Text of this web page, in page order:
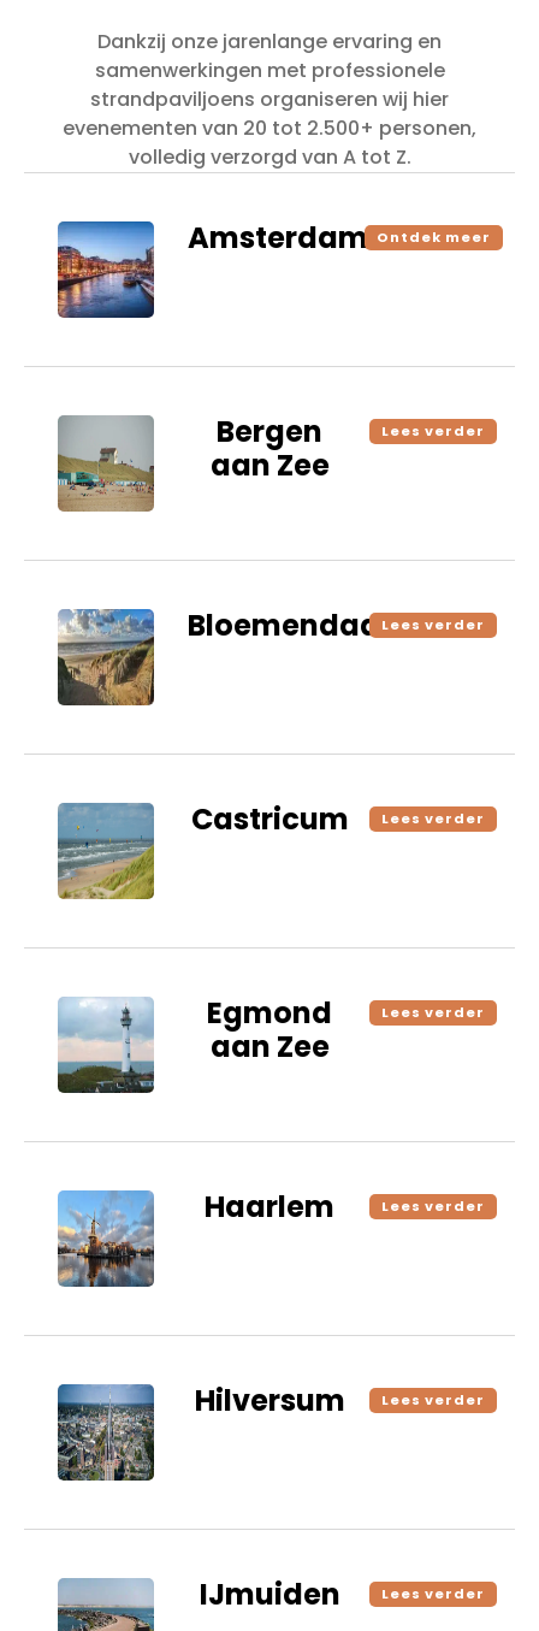
Dankzij onze jarenlange ervaring en
samenwerkingen met professionele
strandpaviljoens organiseren wij hier
evenementen van 20 tot 2.500+ personen,
volledig verzorgd van A tot Z.
Amsterdam Ontdek meer
Bergen
aan Zee
Lees verder
BloemendaalLees verder
Castricum Lees verder
Egmond
aan Zee
Lees verder
Haarlem Lees verder
Hilversum Lees verder
IJmuiden Lees verder